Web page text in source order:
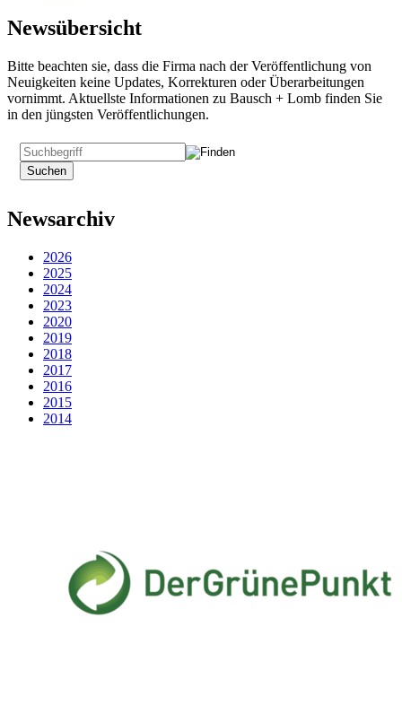
Newsübersicht
Bitte beachten sie, dass die Firma nach der Veröffentlichung von
Neuigkeiten keine Updates, Korrekturen oder Überarbeitungen
vornimmt. Aktuellste Informationen zu Bausch + Lomb finden Sie
in den jüngsten Veröffentlichungen.
Newsarchiv
2026
2025
2024
2023
2020
2019
2018
2017
2016
2015
2014